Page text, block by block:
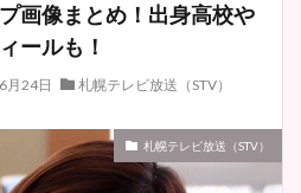
画像まとめ！出身高校や
ールも！
月24日
札幌テレビ放送（STV）
札幌テレビ放送（STV）